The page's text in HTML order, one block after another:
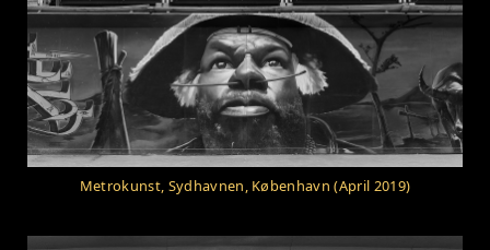
Metrokunst, Sydhavnen, København (April 2019)